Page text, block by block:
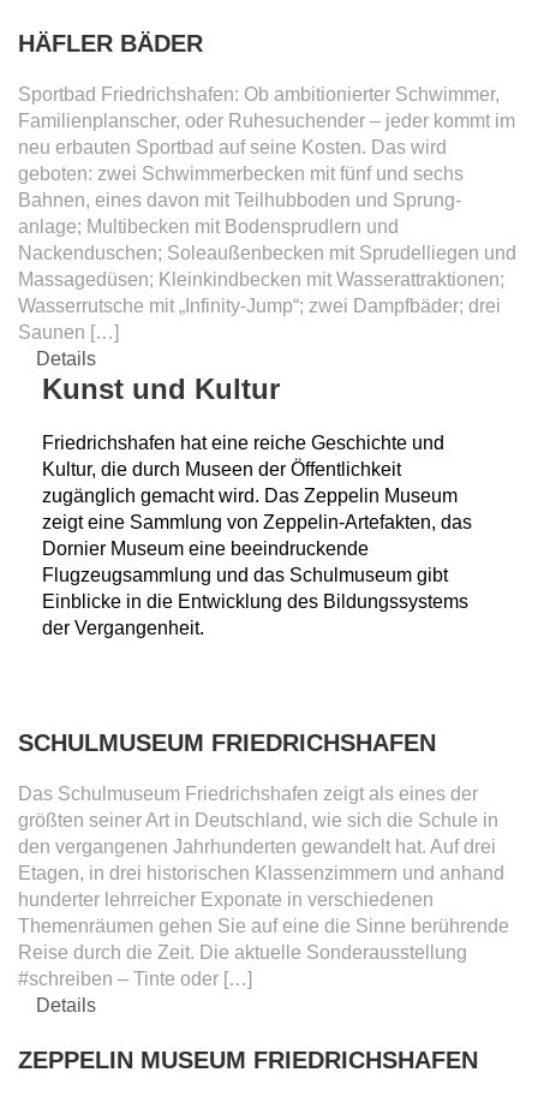
HÄFLER BÄDER
Sportbad Friedrichshafen: Ob ambitionierter Schwimmer,
Familienplanscher, oder Ruhesuchender – jeder kommt im
neu erbauten Sportbad auf seine Kosten. Das wird
geboten: zwei Schwimmerbecken mit fünf und sechs
Bahnen, eines davon mit Teilhubboden und Sprung-
anlage; Multibecken mit Bodensprudlern und
Nackenduschen; Soleaußenbecken mit Sprudelliegen und
Massagedüsen; Kleinkindbecken mit Wasserattraktionen;
Wasserrutsche mit „Infinity-Jump“; zwei Dampfbäder; drei
Saunen […]
Details
Kunst und Kultur
Friedrichshafen hat eine reiche Geschichte und
Kultur, die durch Museen der Öffentlichkeit
zugänglich gemacht wird. Das Zeppelin Museum
zeigt eine Sammlung von Zeppelin-Artefakten, das
Dornier Museum eine beeindruckende
Flugzeugsammlung und das Schulmuseum gibt
Einblicke in die Entwicklung des Bildungssystems
der Vergangenheit.
SCHULMUSEUM FRIEDRICHSHAFEN
Das Schulmuseum Friedrichshafen zeigt als eines der
größten seiner Art in Deutschland, wie sich die Schule in
den vergangenen Jahrhunderten gewandelt hat. Auf drei
Etagen, in drei historischen Klassenzimmern und anhand
hunderter lehrreicher Exponate in verschiedenen
Themenräumen gehen Sie auf eine die Sinne berührende
Reise durch die Zeit. Die aktuelle Sonderausstellung
#schreiben – Tinte oder […]
Details
ZEPPELIN MUSEUM FRIEDRICHSHAFEN